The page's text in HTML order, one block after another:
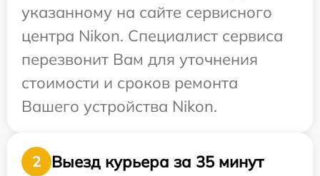
указанному на сайте сервисного
центра Nikon. Специалист сервиса
перезвонит Вам для уточнения
стоимости и сроков ремонта
Вашего устройства Nikon.
2
Выезд курьера за 35 минут